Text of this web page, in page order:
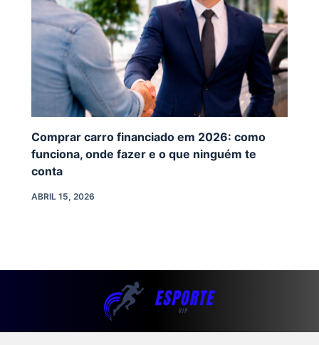
Comprar carro financiado em 2026: como
funciona, onde fazer e o que ninguém te
conta
ABRIL 15, 2026